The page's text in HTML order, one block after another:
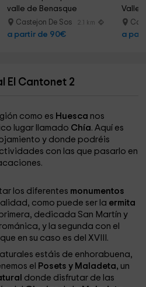
valle de Benasque
Castejon De Sos 2.1 km
a partir de 90€
Valle
a
El Cantonet 2
como es Huesca nos
lugar llamado Chía. Aquí es
y donde podréis
con las que pasarlo en
los diferentes monumentos
como puede ser la ermita
dedicada San Martín y
y la segunda con el
en su caso es del XVIII.
estáis de enhorabuena,
el
Posets y Maladeta, un
donde disfrutar de las